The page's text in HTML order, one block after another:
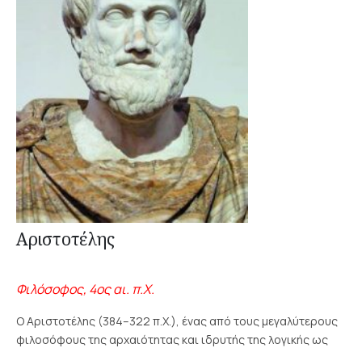
Αριστοτέλης
Φιλόσοφος, 4ος αι. π.Χ.
Ο Αριστοτέλης (384–322 π.Χ.), ένας από τους μεγαλύτερους
φιλοσόφους της αρχαιότητας και ιδρυτής της λογικής ως